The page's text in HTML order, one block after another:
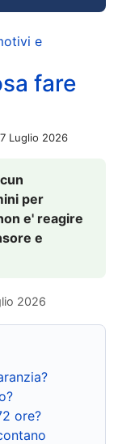
e
fare
Luglio 2026
per
e' reagire
e
2026
ore?